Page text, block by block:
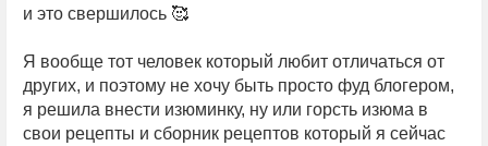
и это свершилось 🥰
Я вообще тот человек который любит отличаться от
других, и поэтому не хочу быть просто фуд блогером,
я решила внести изюминку, ну или горсть изюма в
свои рецепты и сборник рецептов который я сейчас